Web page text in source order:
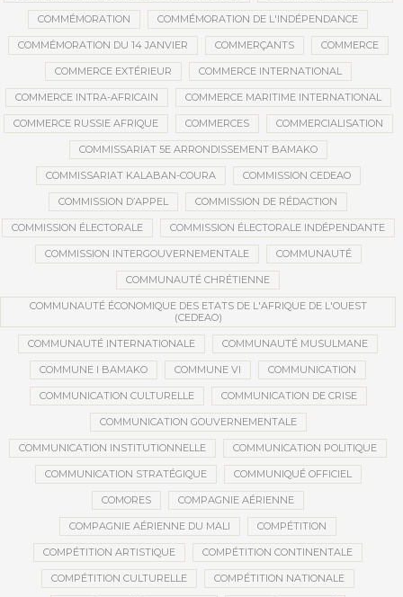
COMMÉMORATION COMMÉMORATION DE L'INDÉPENDANCE
COMMÉMORATION DU 14 JANVIER COMMERÇANTS COMMERCE
COMMERCE EXTÉRIEUR COMMERCE INTERNATIONAL
COMMERCE INTRA-AFRICAIN COMMERCE MARITIME INTERNATIONAL
COMMERCE RUSSIE AFRIQUE COMMERCES COMMERCIALISATION
COMMISSARIAT 5E ARRONDISSEMENT BAMAKO
COMMISSARIAT KALABAN-COURA COMMISSION CEDEAO
COMMISSION D’APPEL COMMISSION DE RÉDACTION
COMMISSION ÉLECTORALE COMMISSION ÉLECTORALE INDÉPENDANTE
COMMISSION INTERGOUVERNEMENTALE COMMUNAUTÉ
COMMUNAUTÉ CHRÉTIENNE
COMMUNAUTÉ ÉCONOMIQUE DES ETATS DE L'AFRIQUE DE L'OUEST
(CEDEAO)
COMMUNAUTÉ INTERNATIONALE COMMUNAUTÉ MUSULMANE
COMMUNE I BAMAKO COMMUNE VI COMMUNICATION
COMMUNICATION CULTURELLE COMMUNICATION DE CRISE
COMMUNICATION GOUVERNEMENTALE
COMMUNICATION INSTITUTIONNELLE COMMUNICATION POLITIQUE
COMMUNICATION STRATÉGIQUE COMMUNIQUÉ OFFICIEL
COMORES COMPAGNIE AÉRIENNE
COMPAGNIE AÉRIENNE DU MALI COMPÉTITION
COMPÉTITION ARTISTIQUE COMPÉTITION CONTINENTALE
COMPÉTITION CULTURELLE COMPÉTITION NATIONALE